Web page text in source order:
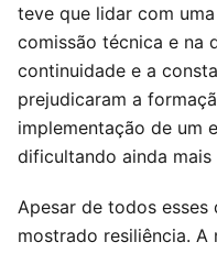
teve que lidar com
comissão técnica e na
continuidade e a
prejudicaram a
implementação de um
dificultando ainda
Apesar de todos
mostrado resiliência.